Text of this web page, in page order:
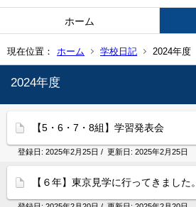
ホーム
現在位置： ホーム 学校日記 2024年度
2024年度
【5・6・7・8組】学習発表会
登録日: 2025年2月25日 / 更新日: 2025年2月25日
【６年】東京見学に行ってきました。